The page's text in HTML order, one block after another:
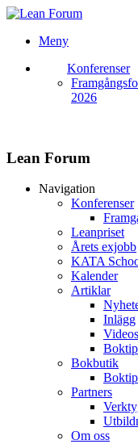
Meny
Konferenser
2026
Lean Forum
Navigation
Konferenser
Leanpriset
Årets exjobb
KATA
Kalender
Artiklar
Inlägg
Videos
Bokbutik
Partners
Om oss